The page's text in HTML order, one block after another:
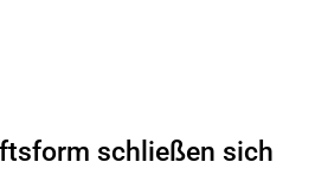
schließen sich